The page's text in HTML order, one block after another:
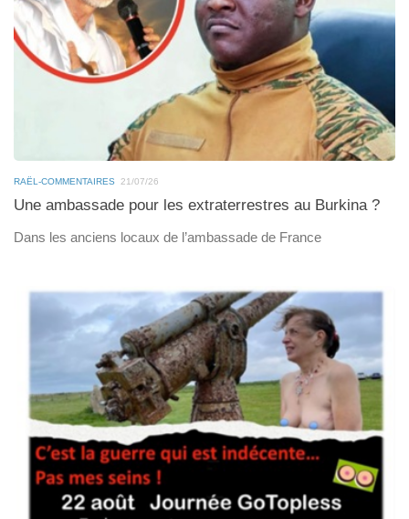
RAËL-COMMENTAIRES 21/07/26
Une ambassade pour les extraterrestres au Burkina ?
Dans les anciens locaux de l’ambassade de France